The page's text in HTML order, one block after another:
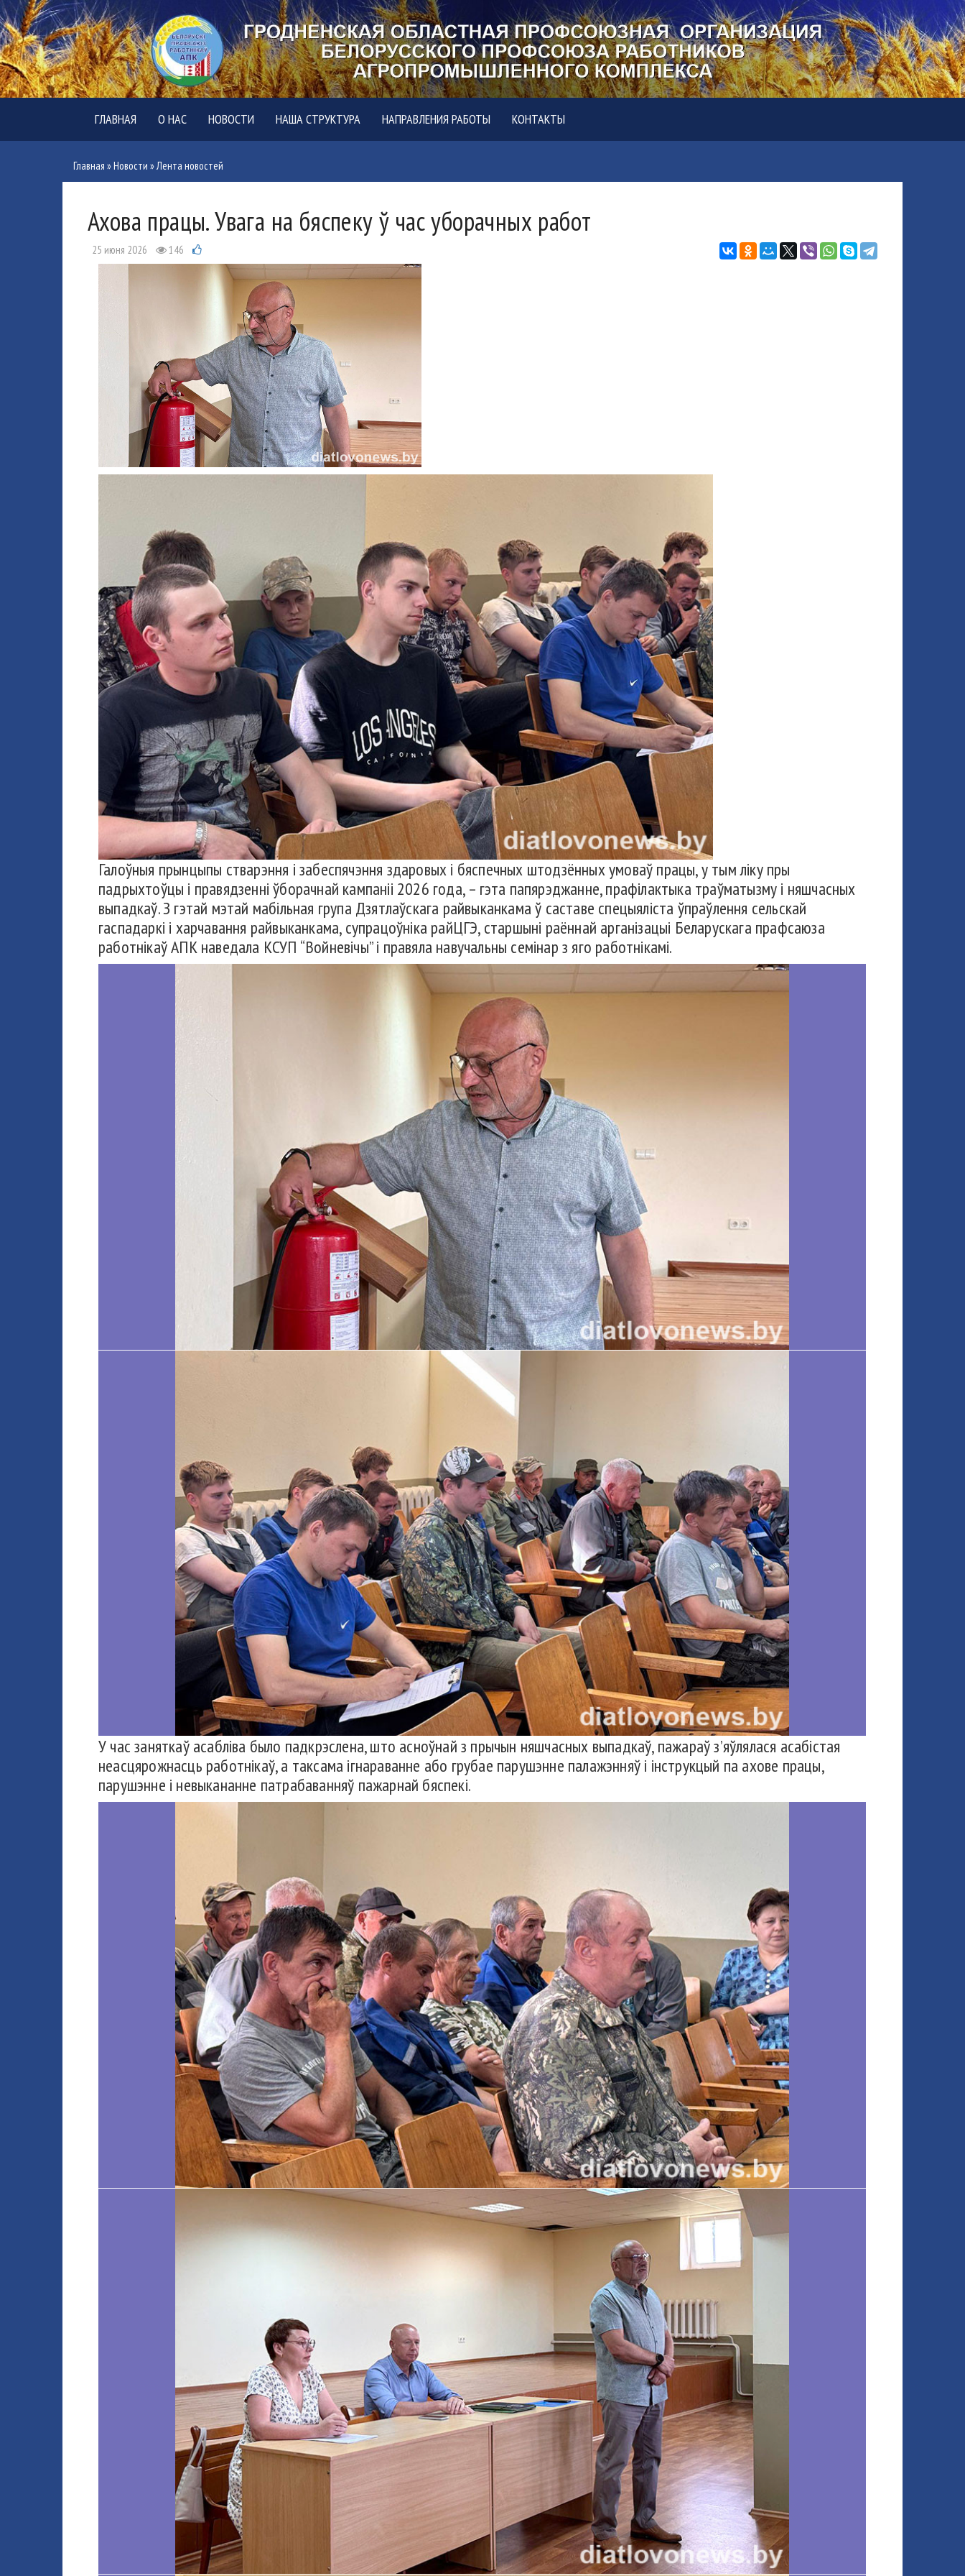
ГЛАВНАЯ О НАС НОВОСТИ НАША СТРУКТУРА НАПРАВЛЕНИЯ РАБОТЫ КОНТАКТЫ
Главная »Новости »Лента новостей
Ахова працы. Увага на бяспеку ў час уборачных работ
25 июня 2026 146
Галоўныя прынцыпы стварэння і забеспячэння здаровых і бяспечных штодзённых умоваў працы, у тым ліку пры
падрыхтоўцы і правядзенні ўборачнай кампаніі 2026 года, – гэта папярэджанне, прафілактыка траўматызму і няшчасных
выпадкаў. З гэтай мэтай мабільная група Дзятлаўскага райвыканкама ў саставе спецыяліста ўпраўлення сельскай
гаспадаркі і харчавання райвыканкама, супрацоўніка райЦГЭ, старшыні раённай арганізацыі Беларускага прафсаюза
работнікаў АПК наведала КСУП “Войневічы” і правяла навучальны семінар з яго работнікамі.
У час заняткаў асабліва было падкрэслена, што асноўнай з прычын няшчасных выпадкаў, пажараў з’яўлялася асабістая
неасцярожнасць работнікаў, а таксама ігнараванне або грубае парушэнне палажэнняў і інструкцый па ахове працы,
парушэнне і невыкананне патрабаванняў пажарнай бяспекі.